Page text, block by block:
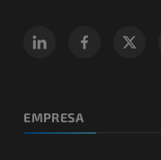
EMPRESA